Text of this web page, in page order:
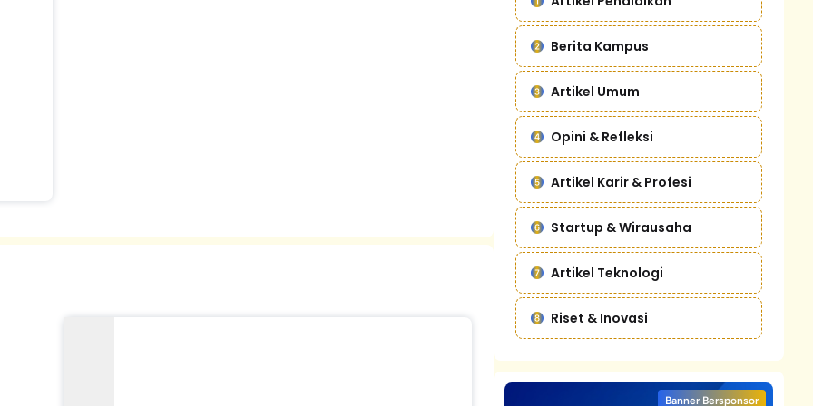
Berita Kampus
Artikel Umum
Opini & Refleksi
Artikel Karir & Profesi
Startup & Wirausaha
Artikel Teknologi
Riset & Inovasi
Banner Bersponsor